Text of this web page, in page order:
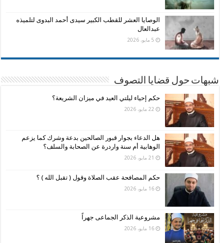
الوصايا العشر للقطب الكبير سيدى أحمد البدوى لتلميذه
عبدالعال
5 مايو، 2026
شبهات حول قضايا التصوف
حكم إحياء ليلتي العيد في ميزان الشريعة؟
22 مايو، 2026
هل الدعاء بجوار قبور الصالحين بدعة وشرك كما يزعم
الوهابية أم سنة واردرة عن الصحابة والسلف؟
21 مايو، 2026
حكم المصافحة عقب الصلاة وقول ( تقبل الله ) ؟
16 مايو، 2026
مشروعية الذكر الجماعى جهراً
16 مايو، 2026